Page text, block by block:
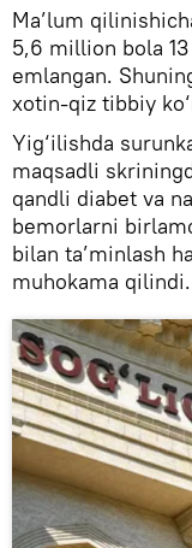
Ma’lum
5,6 million bola
emlangan.
xotin-qiz tibbiy
Yig‘ilishda
maqsadli
qandli diabet va
bemorlarni
bilan ta’minlash
muhokama qilindi.